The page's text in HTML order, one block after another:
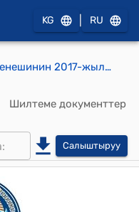
KG RU
Ак-Кыя айылдык Кенешинин 2017-жылдын 24-ноябрындагы №14/4 "Ак-Кыя айыл аймагынын айыл окмотунун Кара-Суу айылындагы Ш. Рысмендеев атындагы орто мектебинин директору А. Асанованын билдируусун кароо жонундо" токтому
Шилтеме документтер
Салыштыруу